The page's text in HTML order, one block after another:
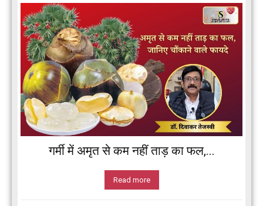
गर्मी में अमृत से कम नहीं ताड़ का फल,...
Read more